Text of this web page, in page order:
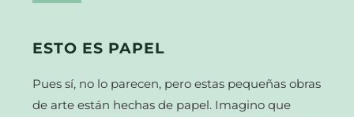
ESTO ES PAPEL
Pues sí, no lo parecen, pero estas pequeñas obras
de arte están hechas de papel. Imagino que